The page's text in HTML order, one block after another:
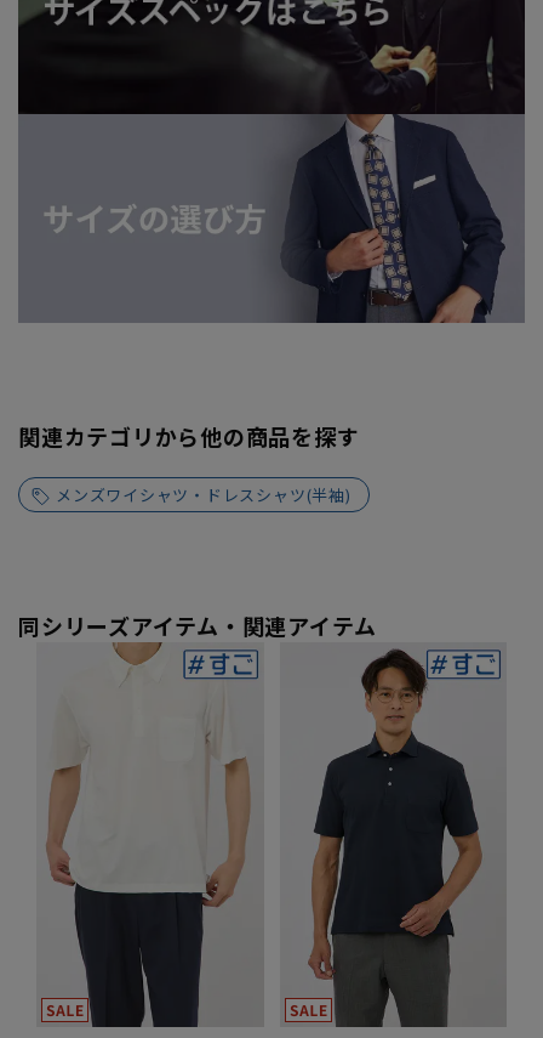
関連カテゴリから他の商品を探す
メンズワイシャツ・ドレスシャツ(半袖)
同シリーズアイテム・関連アイテム